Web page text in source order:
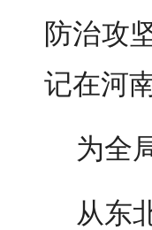
防治攻
记在河
为全
从东